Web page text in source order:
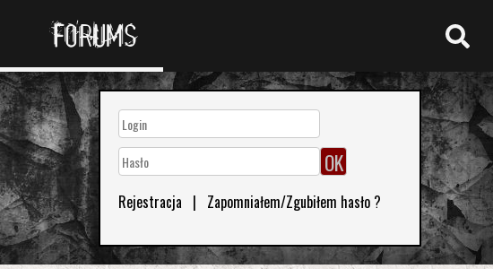
FORUMS
Rejestracja | Zapomniałem/Zgubiłem hasło ?